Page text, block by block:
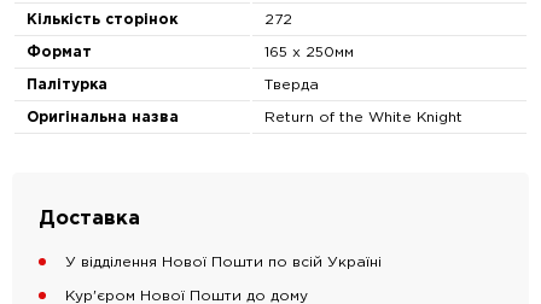
Кількість сторінок 272
Формат 165 х 250мм
Палітурка Тверда
Оригінальна назва Return of the White Knight
Доставка
У відділення Нової Пошти по всій Україні
Кур'єром Нової Пошти до дому